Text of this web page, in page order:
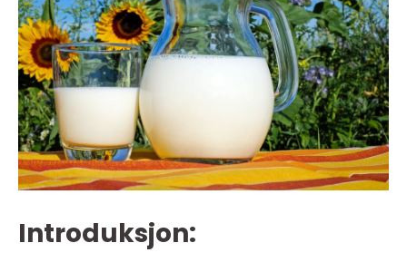
Introduksjon: